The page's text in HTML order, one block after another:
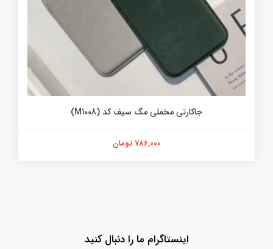
جاکارتی مخملی مگ سیف کد (M1008)
786,000 تومان
اینستاگرام ما را دنبال کنید